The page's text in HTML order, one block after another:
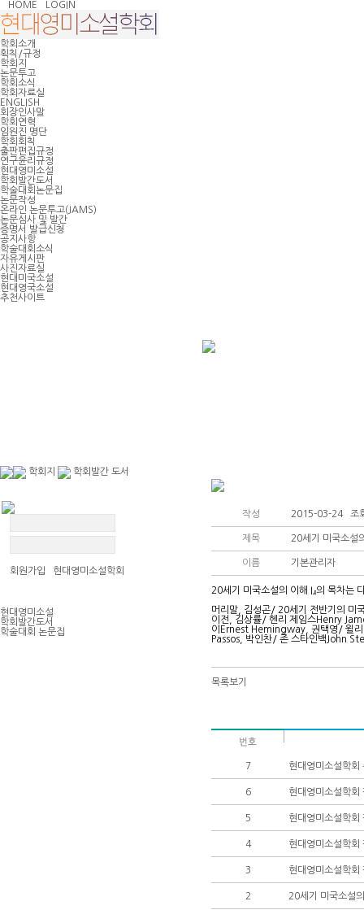
HOME LOGIN
학회소개
획칙/규정
학회지
논문투고
학회소식
학회자료실
ENGLISH
회장인사말
학회연혁
임원진 명단
학회회칙
출판편집규정
연구윤리규정
현대영미소설
학회발간도서
학술대회논문집
논문작성
온라인 논문투고(JAMS)
논문심사 및 발간
증명서 발급신청
공지사항
학술대회소식
자유게시판
사진자료실
현대미국소설
현대영국소설
추천사이트
학회지 학회발간 도서
회원가입 현대영미소설학회
현대영미소설
학회발간도서
학술대회 논문집
작성 2015-03-24 조
제목 20세기 미국소설
이름 기본관리자
20세기 미국소설의 이해 I』의 목차는
머리말, 김성곤/ 20세기 전반기의 미
이전, 김상률/ 헨리 제임스Henry
이Ernest Hemingway, 권택영/ 윌
Passos, 박인찬/ 존 스타인백John
목록보기
7 현대영미소설학
6 현대영미소설학회
5 현대영미소설학회
4 현대영미소설학회
3 현대영미소설학회
2 20세기 미국소설